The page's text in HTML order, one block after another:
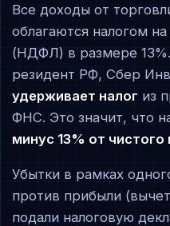
Все доходы от
облагаются налогом
(НДФЛ) в размере
резидент РФ, Сбер
удерживает налог из
ФНС. Это значит, что
минус 13% от чистого
Убытки в рамках
против прибыли
подали налоговую